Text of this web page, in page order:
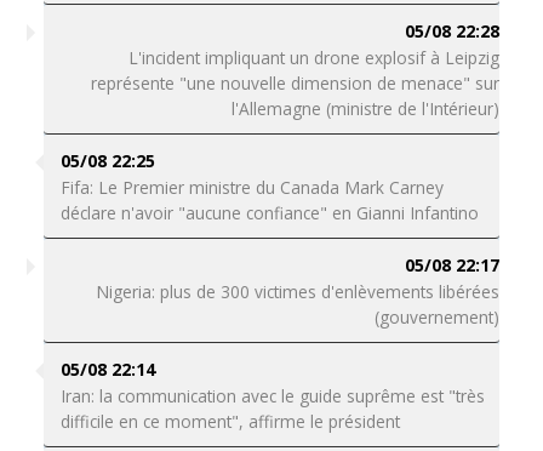
05/08 22:28
L'incident impliquant un drone explosif à Leipzig
représente "une nouvelle dimension de menace" sur
l'Allemagne (ministre de l'Intérieur)
05/08 22:25
Fifa: Le Premier ministre du Canada Mark Carney
déclare n'avoir "aucune confiance" en Gianni Infantino
05/08 22:17
Nigeria: plus de 300 victimes d'enlèvements libérées
(gouvernement)
05/08 22:14
Iran: la communication avec le guide suprême est "très
difficile en ce moment", affirme le président